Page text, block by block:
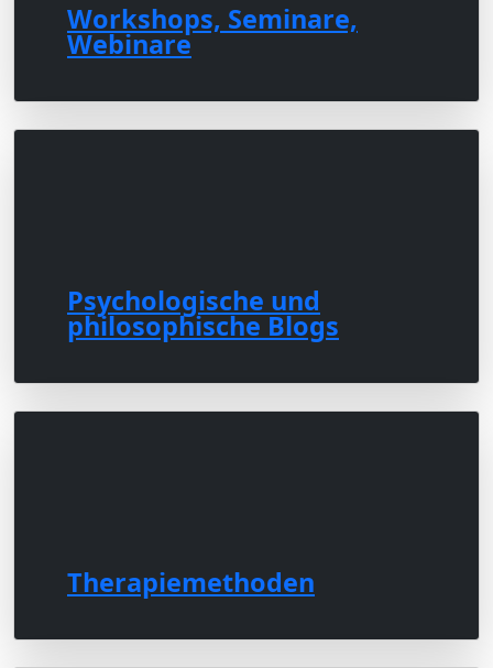
Workshops, Seminare,
Webinare
Psychologische und
philosophische Blogs
Therapiemethoden